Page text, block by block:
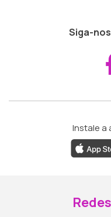
Siga-
Instale a